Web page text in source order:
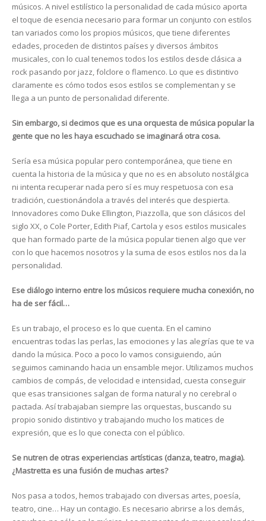
músicos. A nivel estilístico la personalidad de cada músico aporta
el toque de esencia necesario para formar un conjunto con estilos
tan variados como los propios músicos, que tiene diferentes
edades, proceden de distintos países y diversos ámbitos
musicales, con lo cual tenemos todos los estilos desde clásica a
rock pasando por jazz, folclore o flamenco. Lo que es distintivo
claramente es cómo todos esos estilos se complementan y se
llega a un punto de personalidad diferente.
Sin embargo, si decimos que es una orquesta de música popular la
gente que no les haya escuchado se imaginará otra cosa.
Sería esa música popular pero contemporánea, que tiene en
cuenta la historia de la música y que no es en absoluto nostálgica
ni intenta recuperar nada pero sí es muy respetuosa con esa
tradición, cuestionándola a través del interés que despierta.
Innovadores como Duke Ellington, Piazzolla, que son clásicos del
siglo XX, o Cole Porter, Edith Piaf, Cartola y esos estilos musicales
que han formado parte de la música popular tienen algo que ver
con lo que hacemos nosotros y la suma de esos estilos nos da la
personalidad.
Ese diálogo interno entre los músicos requiere mucha conexión, no
ha de ser fácil…
Es un trabajo, el proceso es lo que cuenta. En el camino
encuentras todas las perlas, las emociones y las alegrías que te va
dando la música. Poco a poco lo vamos consiguiendo, aún
seguimos caminando hacia un ensamble mejor. Utilizamos muchos
cambios de compás, de velocidad e intensidad, cuesta conseguir
que esas transiciones salgan de forma natural y no cerebral o
pactada. Así trabajaban siempre las orquestas, buscando su
propio sonido distintivo y trabajando mucho los matices de
expresión, que es lo que conecta con el público.
Se nutren de otras experiencias artísticas (danza, teatro, magia).
¿Mastretta es una fusión de muchas artes?
Nos pasa a todos, hemos trabajado con diversas artes, poesía,
teatro, cine… Hay un contagio. Es necesario abrirse a los demás,